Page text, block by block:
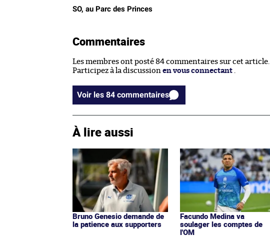
SO, au Parc des Princes
Commentaires
Les membres ont posté 84 commentaires sur cet article.
Participez à la discussion en vous connectant .
Voir les 84 commentaires
À lire aussi
Bruno Genesio demande de
la patience aux supporters
Facundo Medina va
soulager les comptes de
l'OM